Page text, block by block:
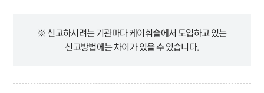
※ 신고하시려는 기관마다 케이휘슬에서 도입하고 있는
신고방법에는 차이가 있을 수 있습니다.